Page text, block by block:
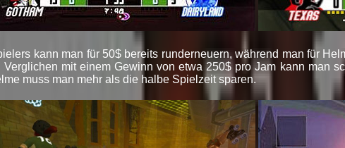
kann man für 50$ bereits runderneuern, während man für
Verglichen mit einem Gewinn von etwa 250$ pro Jam kann man
muss man mehr als die halbe Spielzeit sparen.